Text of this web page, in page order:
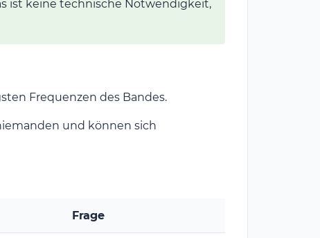
ist keine technische Notwendigkeit,
Frequenzen des Bandes.
und können sich
Frage